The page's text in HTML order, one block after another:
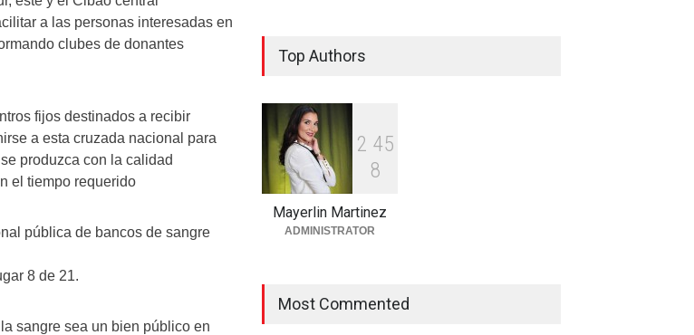
a las personas interesadas en
clubes de donantes
fijos destinados a recibir
a esta cruzada nacional para
produzca con la calidad
el tiempo requerido
pública de bancos de sangre
8 de 21.
sangre sea un bien público en
Policía Nacional recupera
vehículo robado y apresa a
Higüey
Locales
Top Authors
2 45
8
Mayerlin Martinez
ADMINISTRATOR
Most Commented